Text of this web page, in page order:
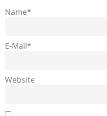
Name*
E-Mail*
Website